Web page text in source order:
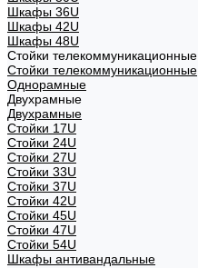
Шкафы 36U
Шкафы 42U
Шкафы 48U
Стойки телекоммуникационные
Стойки телекоммуникационные
Однорамные
Двухрамные
Двухрамные
Стойки 17U
Стойки 24U
Стойки 27U
Стойки 33U
Стойки 37U
Стойки 42U
Стойки 45U
Стойки 47U
Стойки 54U
Шкафы антивандальные